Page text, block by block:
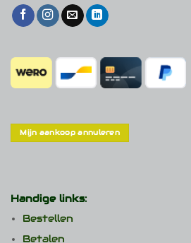
Mijn aankoop annuleren
Handige links:
Bestellen
Betalen